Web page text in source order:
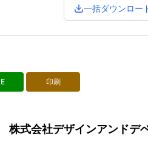
一括ダウンロー
印刷
株式会社デザインアンドデ